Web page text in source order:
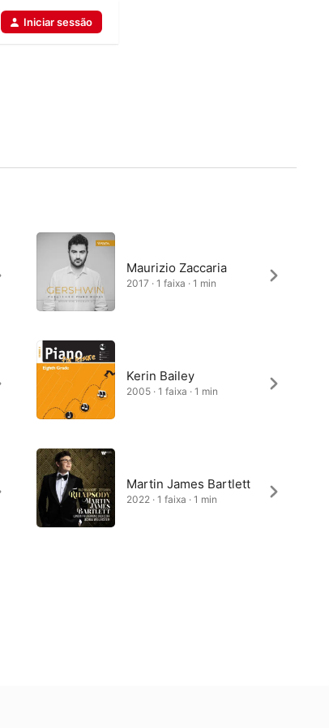
Iniciar sessão
Maurizio Zaccaria
2017 · 1 faixa · 1 min
Kerin Bailey
2005 · 1 faixa · 1 min
Martin James Bartlett
2022 · 1 faixa · 1 min